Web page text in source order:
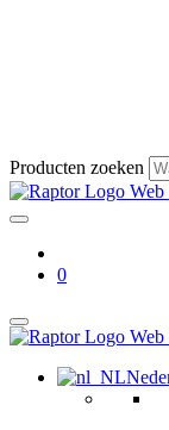
Producten zoeken
0